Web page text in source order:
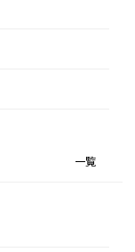
一覧